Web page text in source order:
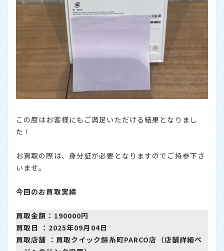
この度はお客様にもご満足いただける結果となりまし
た！
お買取の際は、身分証が必要となりますのでご持参下さ
いませ。
今回のお買取実績
買取金額：190000円
買取日 ：2025年09月04日
買取店舗 ：買取クイック錦糸町PARCO店（店舗詳細ペ